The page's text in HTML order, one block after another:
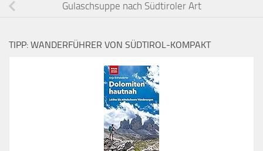
Gulaschsuppe nach Südtiroler Art
TIPP: WANDERFÜHRER VON SÜDTIROL-KOMPAKT